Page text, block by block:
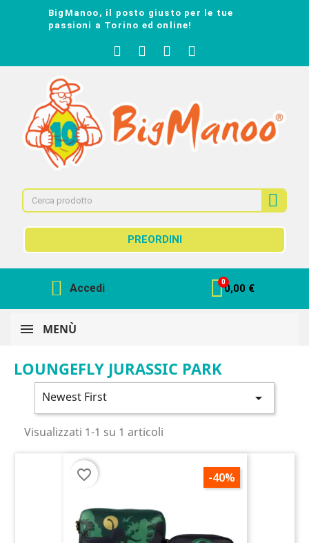
BigManoo, il posto giusto per le tue
passioni a Torino ed online!
PREORDINI
Accedi 0,00 €
MENÙ
LOUNGEFLY JURASSIC PARK
Newest First 
Visualizzati 1-1 su 1 articoli
-40%
favorite_border